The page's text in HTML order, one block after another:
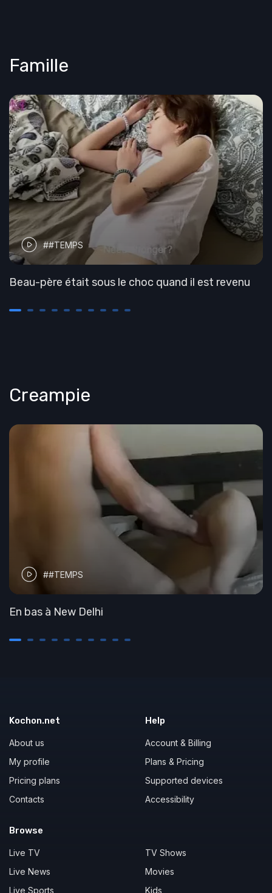
Famille
##TEMPS
Beau-père était sous le choc quand il est revenu
Creampie
##TEMPS
En bas à New Delhi
Kochon.net
About us
My profile
Pricing plans
Contacts
Browse
Live TV
Live News
Live Sports
TV Shows
Movies
Kids
Help
Account & Billing
Plans & Pricing
Supported devices
Accessibility